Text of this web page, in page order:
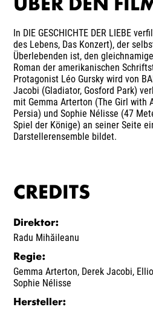
ÜBER DEN
In DIE GESCHICHTE DER LIEBE
des Lebens, Das Konzert), der
Überlebenden ist, den
Roman der amerikanischen
Protagonist Léo Gursky wird von
Jacobi (Gladiator, Gosford Park)
mit Gemma Arterton (The Girl with
Persia) und Sophie Nélisse (47
Spiel der Könige) an seiner Seite
Darstellerensemble bildet.
CREDITS
Direktor:
Radu Mihăileanu
Regie:
Gemma Arterton, Derek Jacobi,
Sophie Nélisse
Hersteller: